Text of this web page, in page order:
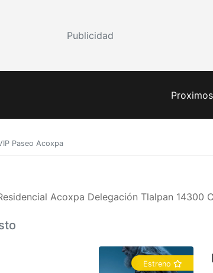
Publicidad
Paseo Acoxpa
Acoxpa Delegación Tlalpan 14300
Estreno